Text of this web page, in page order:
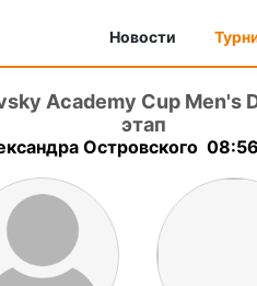
Новости
Academy Cup Men's
этап
Островского